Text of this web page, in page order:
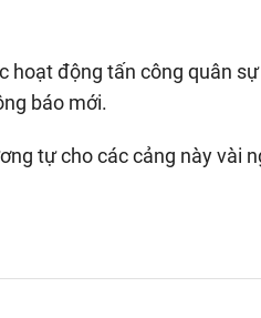
hoạt động tấn công quân
báo mới.
tự cho các cảng này vài